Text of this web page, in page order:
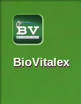
BioVitalex